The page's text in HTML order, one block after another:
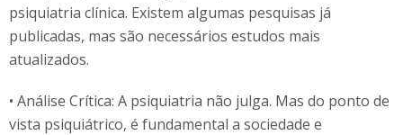
psiquiatria clínica. Existem algumas pesquisas já
publicadas, mas são necessários estudos mais
atualizados.
• Análise Crítica: A psiquiatria não julga. Mas do ponto de
vista psiquiátrico, é fundamental a sociedade e